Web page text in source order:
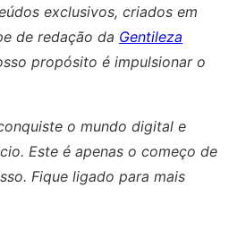
exclusivos, criados em
de redação da Gentileza
propósito é impulsionar o
o mundo digital e
Este é apenas o começo de
Fique ligado para mais